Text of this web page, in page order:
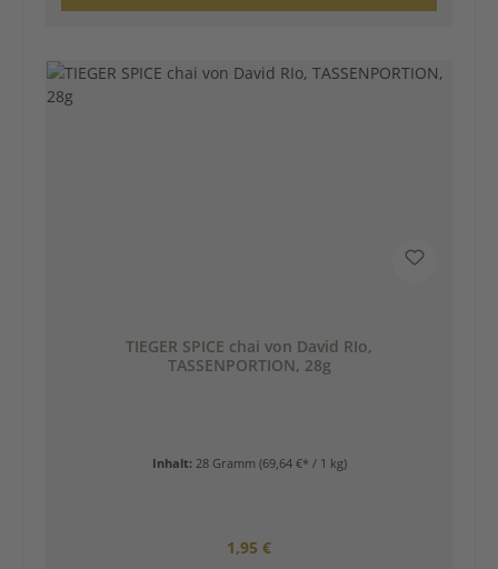
TIEGER SPICE chai von David RIo,
TASSENPORTION, 28g
Inhalt: 28 Gramm (69,64 €* / 1 kg)
Regulärer Preis:
1,95 €